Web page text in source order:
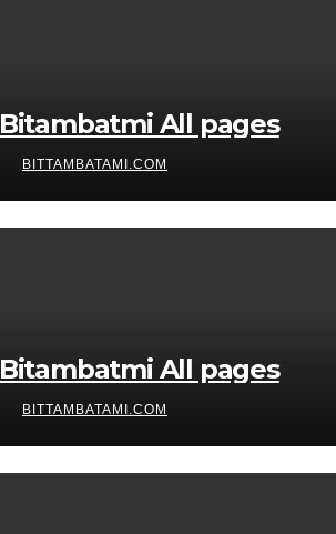
7 Aug Bitambatmi All pages
BITTAMBATAMI.COM
6 Aug Bitambatmi All pages
BITTAMBATAMI.COM